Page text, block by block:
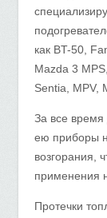
как BT-50,
Mazda 3
Sentia, MPV,
За все время
ею приборы
возгорания,
применения
Протечки